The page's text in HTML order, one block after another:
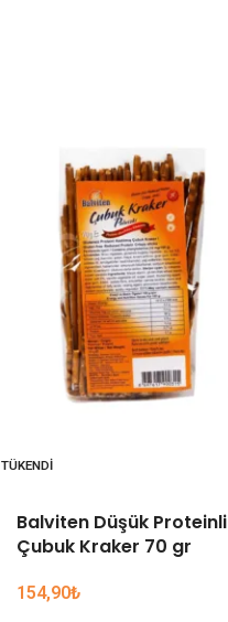
TÜKENDI
Balviten Düşük Proteinli
Çubuk Kraker 70 gr
154,90₺